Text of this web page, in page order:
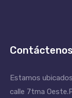
Contáctenos
Estamos
calle 7tma Oeste.